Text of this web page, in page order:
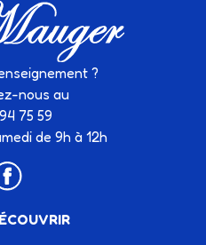
?
nous au
75 59
de 9h à 12h